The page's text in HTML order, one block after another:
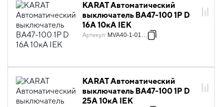
KARAT Автоматический
выключатель ВА47-100 1P D
16А 10кА IEK
Артикул: MVA40-1-016-D
KARAT Автоматический
выключатель ВА47-100 1P D
25А 10кА IEK